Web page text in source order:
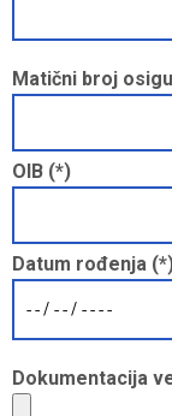
Matični broj
OIB (*)
Datum rođenja
Dokumentacija